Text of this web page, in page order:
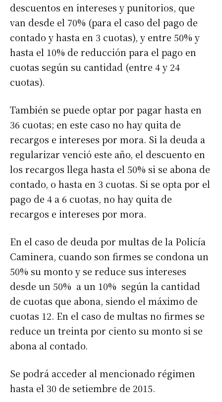
descuentos en intereses y punitorios, que
van desde el 70% (para el caso del pago de
contado y hasta en 3 cuotas), y entre 50% y
hasta el 10% de reducción para el pago en
cuotas según su cantidad (entre 4 y 24
cuotas).
También se puede optar por pagar hasta en
36 cuotas; en este caso no hay quita de
recargos e intereses por mora. Si la deuda a
regularizar venció este año, el descuento en
los recargos llega hasta el 50% si se abona de
contado, o hasta en 3 cuotas. Si se opta por el
pago de 4 a 6 cuotas, no hay quita de
recargos e intereses por mora.
En el caso de deuda por multas de la Policía
Caminera, cuando son firmes se condona un
50% su monto y se reduce sus intereses
desde un 50% a un 10% según la cantidad
de cuotas que abona, siendo el máximo de
cuotas 12. En el caso de multas no firmes se
reduce un treinta por ciento su monto si se
abona al contado.
Se podrá acceder al mencionado régimen
hasta el 30 de setiembre de 2015.